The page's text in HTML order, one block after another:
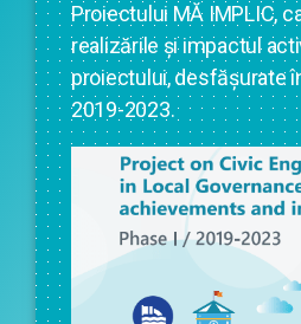
Proiectului MĂ IMPLIC,
realizările și impactul
proiectului, desfășurate
2019-2023.